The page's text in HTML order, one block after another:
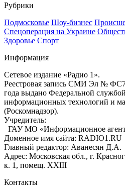
Рубрики
Подмосковье Шоу-бизнес
Спецоперация на Украине
Здоровье Спорт
Информация
Сетевое издание «Радио 1».
Реестровая запись СМИ Эл №
года выдано Федеральной
информационных технологий и
(Роскомнадзор).
Учредитель:
ГАУ МО «Информационное
Доменное имя сайта: RADIO1.RU
Главный редактор: Аванесян Д.А.
Адрес: Московская обл., г.
к. 1, помещ. XXIII
Контакты